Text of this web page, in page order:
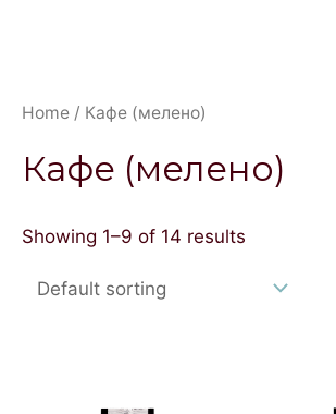
Home / Кафе (мелено)
Кафе (мелено)
Showing 1–9 of 14 results